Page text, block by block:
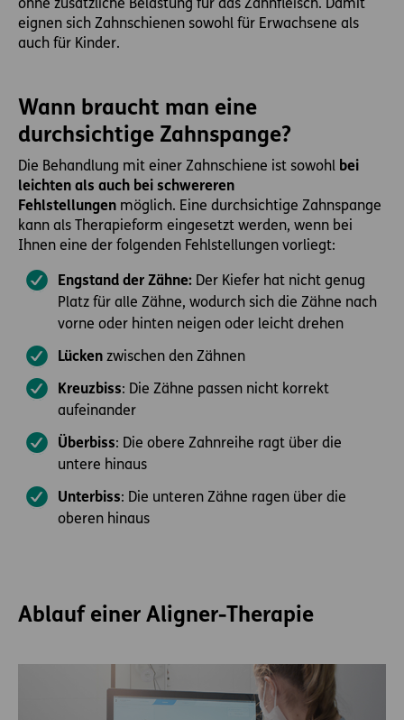
ohne zusätzliche Belastung für das Zahnfleisch. Damit
eignen sich Zahnschienen sowohl für Erwachsene als
auch für Kinder.
Wann braucht man eine
durchsichtige Zahnspange?
Die Behandlung mit einer Zahnschiene ist sowohl bei
leichten als auch bei schwereren
Fehlstellungen möglich. Eine durchsichtige Zahnspange
kann als Therapieform eingesetzt werden, wenn bei
Ihnen eine der folgenden Fehlstellungen vorliegt:
Engstand der Zähne: Der Kiefer hat nicht genug
Platz für alle Zähne, wodurch sich die Zähne nach
vorne oder hinten neigen oder leicht drehen
Lücken zwischen den Zähnen
Kreuzbiss: Die Zähne passen nicht korrekt
aufeinander
Überbiss: Die obere Zahnreihe ragt über die
untere hinaus
Unterbiss: Die unteren Zähne ragen über die
oberen hinaus
Ablauf einer Aligner-Therapie